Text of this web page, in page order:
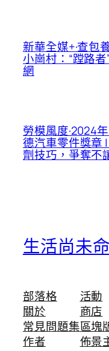
新華全媒+·查包
小崗村：“蹚路
網
勞模風度·2024
德汽車零件獎章
劑技巧，爭奪不
生活尚未
部落格
關於
常見問題集
作者
活動
商店
區塊
佈景